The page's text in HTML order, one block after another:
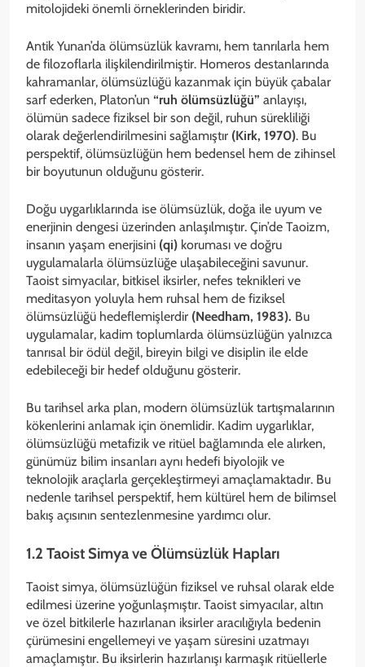
mitolojideki önemli örneklerinden biridir.
Antik Yunan’da ölümsüzlük kavramı, hem tanrılarla hem
de filozoflarla ilişkilendirilmiştir. Homeros destanlarında
kahramanlar, ölümsüzlüğü kazanmak için büyük çabalar
sarf ederken, Platon’un “ruh ölümsüzlüğü” anlayışı,
ölümün sadece fiziksel bir son değil, ruhun sürekliliği
olarak değerlendirilmesini sağlamıştır (Kirk, 1970). Bu
perspektif, ölümsüzlüğün hem bedensel hem de zihinsel
bir boyutunun olduğunu gösterir.
Doğu uygarlıklarında ise ölümsüzlük, doğa ile uyum ve
enerjinin dengesi üzerinden anlaşılmıştır. Çin’de Taoizm,
insanın yaşam enerjisini (qi) koruması ve doğru
uygulamalarla ölümsüzlüğe ulaşabileceğini savunur.
Taoist simyacılar, bitkisel iksirler, nefes teknikleri ve
meditasyon yoluyla hem ruhsal hem de fiziksel
ölümsüzlüğü hedeflemişlerdir (Needham, 1983). Bu
uygulamalar, kadim toplumlarda ölümsüzlüğün yalnızca
tanrısal bir ödül değil, bireyin bilgi ve disiplin ile elde
edebileceği bir hedef olduğunu gösterir.
Bu tarihsel arka plan, modern ölümsüzlük tartışmalarının
kökenlerini anlamak için önemlidir. Kadim uygarlıklar,
ölümsüzlüğü metafizik ve ritüel bağlamında ele alırken,
günümüz bilim insanları aynı hedefi biyolojik ve
teknolojik araçlarla gerçekleştirmeyi amaçlamaktadır. Bu
nedenle tarihsel perspektif, hem kültürel hem de bilimsel
bakış açısının sentezlenmesine yardımcı olur.
1.2 Taoist Simya ve Ölümsüzlük Hapları
Taoist simya, ölümsüzlüğün fiziksel ve ruhsal olarak elde
edilmesi üzerine yoğunlaşmıştır. Taoist simyacılar, altın
ve özel bitkilerle hazırlanan iksirler aracılığıyla bedenin
çürümesini engellemeyi ve yaşam süresini uzatmayı
amaçlamıştır. Bu iksirlerin hazırlanışı karmaşık ritüellerle